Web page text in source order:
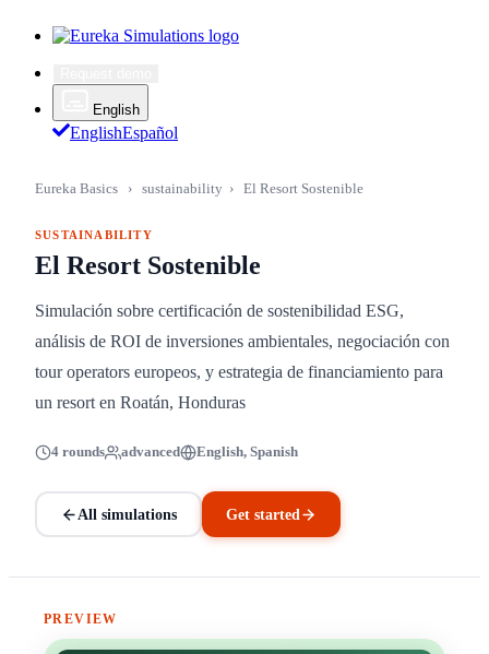
English
EnglishEspañol
Eureka Basics › sustainability › El Resort Sostenible
SUSTAINABILITY
El Resort Sostenible
Simulación sobre certificación de sostenibilidad ESG,
análisis de ROI de inversiones ambientales, negociación con
tour operators europeos, y estrategia de financiamiento para
un resort en Roatán, Honduras
4 rounds advanced English, Spanish
All simulations Get started
PREVIEW